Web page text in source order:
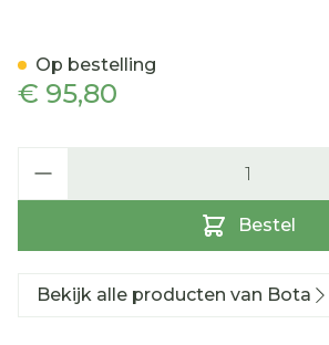
€ 95,80
Bestel
Op bestelling
Bekijk alle producten van Bota